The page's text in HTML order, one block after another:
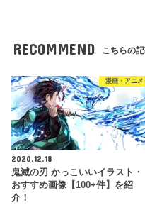
RECOMMEND こちらの
漫画・アニメ
2020.12.18
鬼滅の刃 かっこいいイラスト・
おすすめ画像【100+件】を紹
介！